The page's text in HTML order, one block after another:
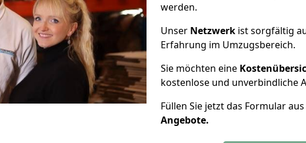
werden.
Unser Netzwerk ist sorgfältig
Erfahrung im Umzugsbereich.
Sie möchten eine
kostenlose und unverbindliche
Füllen Sie jetzt das Formular
Angebote.